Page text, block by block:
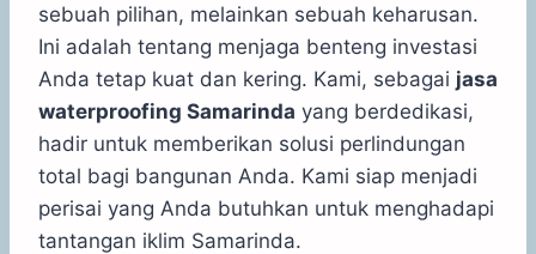
sebuah pilihan, melainkan sebuah keharusan.
Ini adalah tentang menjaga benteng investasi
Anda tetap kuat dan kering. Kami, sebagai jasa
waterproofing Samarinda yang berdedikasi,
hadir untuk memberikan solusi perlindungan
total bagi bangunan Anda. Kami siap menjadi
perisai yang Anda butuhkan untuk menghadapi
tantangan iklim Samarinda.